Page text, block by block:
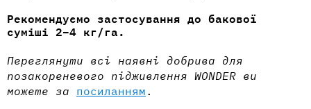
Рекомендуємо застосування до бакової
суміші 2–4 кг/га.
Переглянути всі наявні добрива для
позакореневого підживлення WONDER ви
можете за посиланням.